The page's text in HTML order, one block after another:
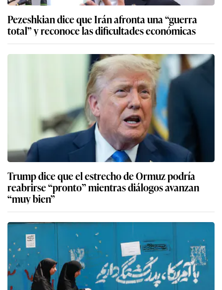
Pezeshkian dice que Irán afronta una “guerra
total” y reconoce las dificultades económicas
Trump dice que el estrecho de Ormuz podría
reabrirse “pronto” mientras diálogos avanzan
“muy bien”